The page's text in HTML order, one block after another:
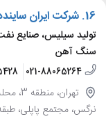
16. شرکت ایران
تولید سیلیس، صنایع
سنگ آهن
021-88065264
نرگس، مجتمع پاپلی، طبقه